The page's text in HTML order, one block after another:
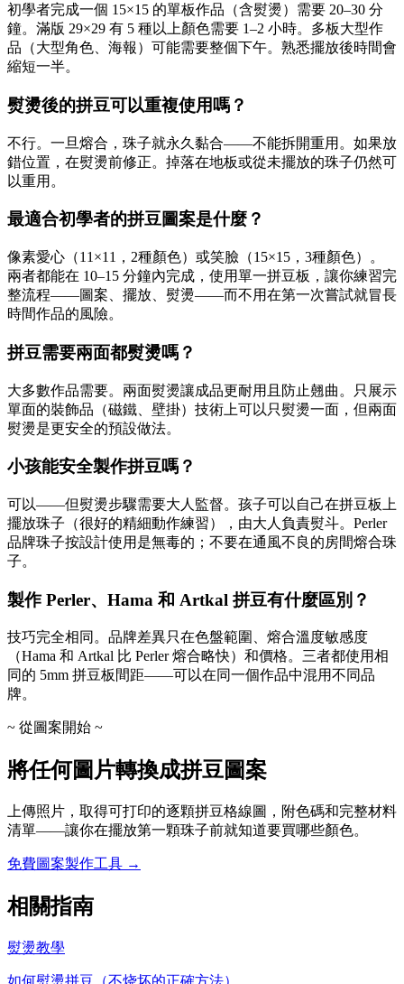
初學者完成一個 15×15 的單板作品（含熨燙）需要 20–30 分
鐘。滿版 29×29 有 5 種以上顏色需要 1–2 小時。多板大型作
品（大型角色、海報）可能需要整個下午。熟悉擺放後時間會
縮短一半。
熨燙後的拼豆可以重複使用嗎？
不行。一旦熔合，珠子就永久黏合——不能拆開重用。如果放
錯位置，在熨燙前修正。掉落在地板或從未擺放的珠子仍然可
以重用。
最適合初學者的拼豆圖案是什麼？
像素愛心（11×11，2種顏色）或笑臉（15×15，3種顏色）。
兩者都能在 10–15 分鐘內完成，使用單一拼豆板，讓你練習完
整流程——圖案、擺放、熨燙——而不用在第一次嘗試就冒長
時間作品的風險。
拼豆需要兩面都熨燙嗎？
大多數作品需要。兩面熨燙讓成品更耐用且防止翹曲。只展示
單面的裝飾品（磁鐵、壁掛）技術上可以只熨燙一面，但兩面
熨燙是更安全的預設做法。
小孩能安全製作拼豆嗎？
可以——但熨燙步驟需要大人監督。孩子可以自己在拼豆板上
擺放珠子（很好的精細動作練習），由大人負責熨斗。Perler
品牌珠子按設計使用是無毒的；不要在通風不良的房間熔合珠
子。
製作 Perler、Hama 和 Artkal 拼豆有什麼區別？
技巧完全相同。品牌差異只在色盤範圍、熔合溫度敏感度
（Hama 和 Artkal 比 Perler 熔合略快）和價格。三者都使用相
同的 5mm 拼豆板間距——可以在同一個作品中混用不同品
牌。
~ 從圖案開始 ~
將任何圖片轉換成拼豆圖案
上傳照片，取得可打印的逐顆拼豆格線圖，附色碼和完整材料
清單——讓你在擺放第一顆珠子前就知道要買哪些顏色。
免費圖案製作工具 →
相關指南
熨燙教學
如何熨燙拼豆（不烧坏的正確方法）